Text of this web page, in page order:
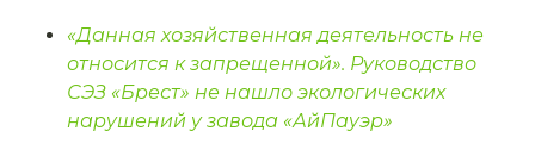
«Данная хозяйственная деятельность не
относится к запрещенной». Руководство
СЭЗ «Брест» не нашло экологических
нарушений у завода «АйПауэр»